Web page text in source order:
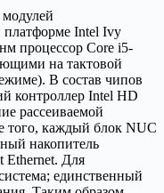
платформе Intel Ivy
процессор Core i5-
на тактовой
В состав чипов
контроллер Intel HD
рассеиваемой
того, каждый блок NUC
накопитель
Ethernet. Для
единственный